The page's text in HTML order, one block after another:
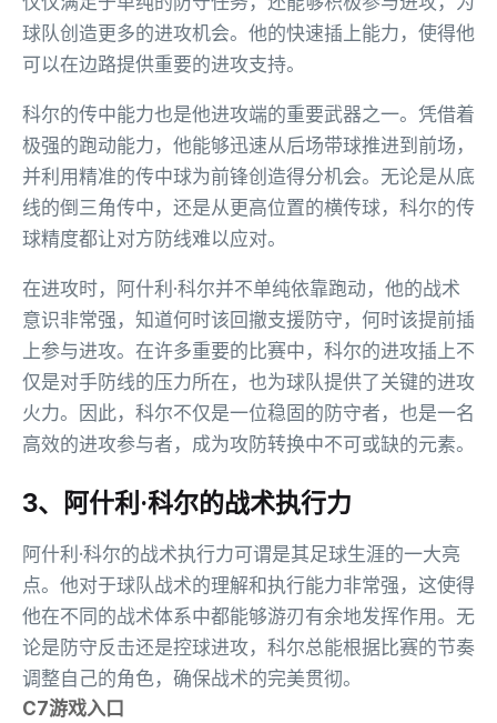
球队创造更多的进攻机会。他的快速插上能力，使得他
可以在边路提供重要的进攻支持。
科尔的传中能力也是他进攻端的重要武器之一。凭借着
极强的跑动能力，他能够迅速从后场带球推进到前场，
并利用精准的传中球为前锋创造得分机会。无论是从底
线的倒三角传中，还是从更高位置的横传球，科尔的传
球精度都让对方防线难以应对。
在进攻时，阿什利·科尔并不单纯依靠跑动，他的战术
意识非常强，知道何时该回撤支援防守，何时该提前插
上参与进攻。在许多重要的比赛中，科尔的进攻插上不
仅是对手防线的压力所在，也为球队提供了关键的进攻
火力。因此，科尔不仅是一位稳固的防守者，也是一名
高效的进攻参与者，成为攻防转换中不可或缺的元素。
3、阿什利·科尔的战术执行力
阿什利·科尔的战术执行力可谓是其足球生涯的一大亮
点。他对于球队战术的理解和执行能力非常强，这使得
他在不同的战术体系中都能够游刃有余地发挥作用。无
论是防守反击还是控球进攻，科尔总能根据比赛的节奏
调整自己的角色，确保战术的完美贯彻。
C7游戏入口